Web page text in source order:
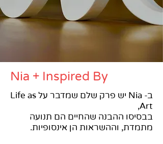
Nia + Inspired By
ב- Nia יש פרק שלם שמדבר על Life as
Art,
בבסיסו ההבנה שהחיים הם תנועה
מתמדת, וההשראות הן אינסופיות.